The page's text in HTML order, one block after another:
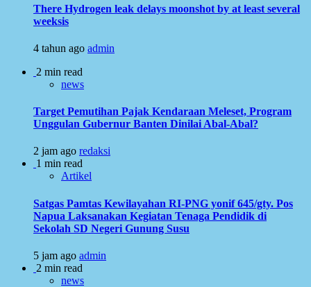
There Hydrogen leak delays moonshot by at least several
weeksis
4 tahun ago admin
2 min read
news
Target Pemutihan Pajak Kendaraan Meleset, Program
Unggulan Gubernur Banten Dinilai Abal-Abal?
2 jam ago redaksi
1 min read
Artikel
Satgas Pamtas Kewilayahan RI-PNG yonif 645/gty. Pos
Napua Laksanakan Kegiatan Tenaga Pendidik di
Sekolah SD Negeri Gunung Susu
5 jam ago admin
2 min read
news